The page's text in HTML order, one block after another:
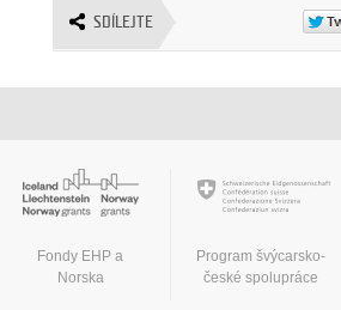
SDÍLEJTE
Fondy EHP a
Norska
Program švýcarsko-
české spolupráce